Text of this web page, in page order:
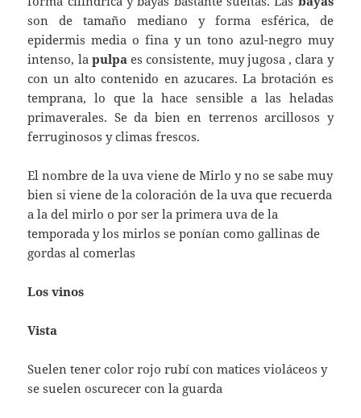
son de tamaño mediano y forma esférica, de
epidermis media o fina y un tono azul-negro muy
intenso, la pulpaes consistente, muy jugosa , clara y
con un alto contenido en azucares. La brotación es
temprana, lo que la hace sensible a las heladas
primaverales. Se da bien en terrenos arcillosos y
ferruginosos y climas frescos.
El nombre de la uva viene de Mirlo y no se sabe muy
bien si viene de la coloración de la uva que recuerda
a la del mirlo o por ser la primera uva de la
temporada y los mirlos se ponían como gallinas de
gordas al comerlas
Los vinos
Vista
Suelen tener color rojo rubí con matices violáceos y
se suelen oscurecer con la guarda